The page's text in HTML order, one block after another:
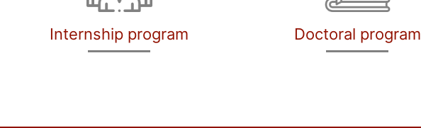
Internship program Doctoral program